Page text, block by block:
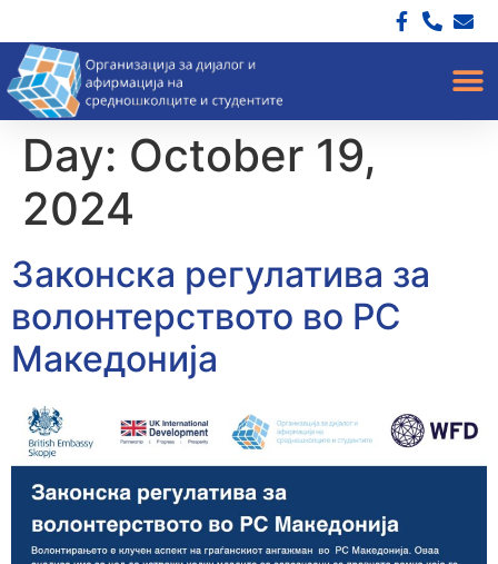
Day: October 19,
2024
Законска регулатива за
волонтерството во РС
Македонија